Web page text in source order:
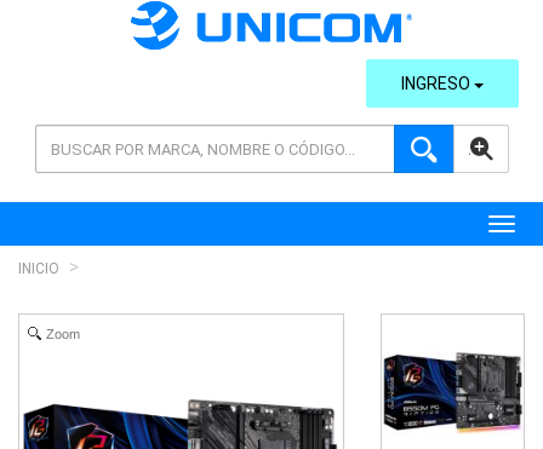
AVANZADA
INGRESO
INICIO
Zoom